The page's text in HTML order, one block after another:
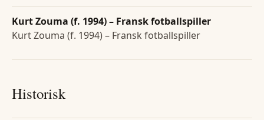
Kurt Zouma (f. 1994) – Fransk fotballspiller
Kurt Zouma (f. 1994) – Fransk fotballspiller
Historisk